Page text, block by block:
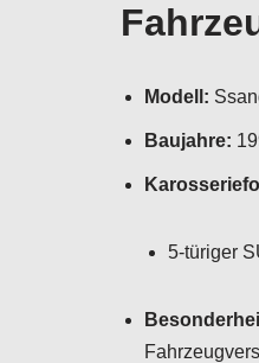
Modell:
Baujahre:
5-türiger